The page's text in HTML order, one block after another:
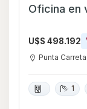
U$S 498.192
Punta
1